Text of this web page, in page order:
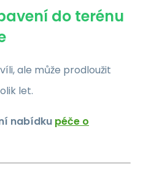
do terénu
ale může prodloužit
let.
nabídku péče o